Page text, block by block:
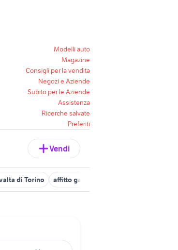
Modelli auto
Magazine
Consigli per la vendita
Negozi e Aziende
Subito per le Aziende
Assistenza
Ricerche salvate
Preferiti
Vendi
di Torino affitto garage magazzino Torino